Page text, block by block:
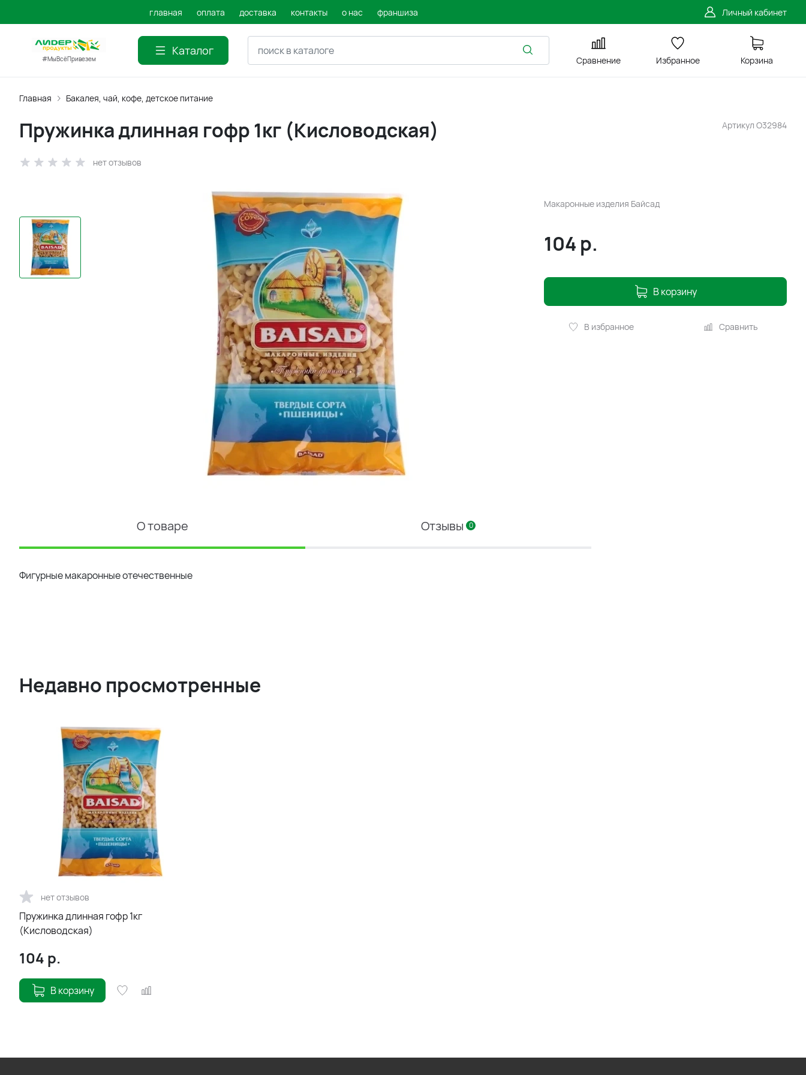
главная оплата доставка контакты о нас франшиза Личный кабинет
#МыВсёПривезем
Каталог
Сравнение Избранное Корзина
Главная Бакалея, чай, кофе, детское питание
Артикул O32984
Пружинка длинная гофр 1кг (Кисловодская)
нет отзывов
Макаронные изделия Байсад
104 р.
В корзину
В избранное Сравнить
О товаре Отзывы 0
Фигурные макаронные отечественные
Недавно просмотренные
нет отзывов
Пружинка длинная гофр 1кг
(Кисловодская)
104 р.
В корзину